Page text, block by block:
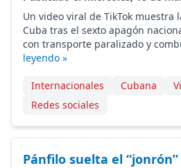
Un video viral de TikTok muestra
Cuba tras el sexto apagón
con transporte paralizado y
leyendo »
Internacionales Cubana
Redes sociales
Pánfilo suelta el